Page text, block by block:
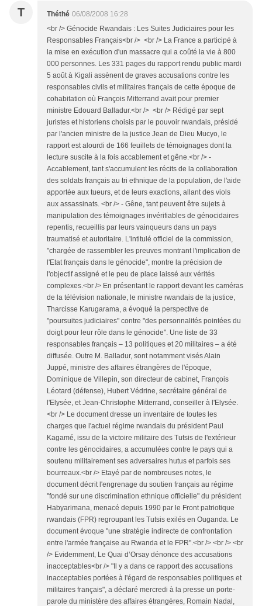
T Théthé 06/08/2008 16:28
<br /> Génocide Rwandais : Les Suites Judiciaires pour les
Responsables Français<br /> <br /> La France a participé à
la mise en exécution d'un massacre qui a coûté la vie à 800
000 personnes. Les 331 pages du rapport rendu public mardi
5 août à Kigali assènent de graves accusations contre les
responsables civils et militaires français de cette époque de
cohabitation où François Mitterrand avait pour premier
ministre Edouard Balladur.<br /> <br /> Rédigé par sept
juristes et historiens choisis par le pouvoir rwandais, présidé
par l'ancien ministre de la justice Jean de Dieu Mucyo, le
rapport est alourdi de 166 feuillets de témoignages dont la
lecture suscite à la fois accablement et gêne.<br /> -
Accablement, tant s'accumulent les récits de la collaboration
des soldats français au tri ethnique de la population, de l'aide
apportée aux tueurs, et de leurs exactions, allant des viols
aux assassinats. <br /> - Gêne, tant peuvent être sujets à
manipulation des témoignages invérifiables de génocidaires
repentis, recueillis par leurs vainqueurs dans un pays
traumatisé et autoritaire. L'intitulé officiel de la commission,
"chargée de rassembler les preuves montrant l'implication de
l'Etat français dans le génocide", montre la précision de
l'objectif assigné et le peu de place laissé aux vérités
complexes.<br /> En présentant le rapport devant les caméras
de la télévision nationale, le ministre rwandais de la justice,
Tharcisse Karugarama, a évoqué la perspective de
"poursuites judiciaires" contre "des personnalités pointées du
doigt pour leur rôle dans le génocide". Une liste de 33
responsables français – 13 politiques et 20 militaires – a été
diffusée. Outre M. Balladur, sont notamment visés Alain
Juppé, ministre des affaires étrangères de l'époque,
Dominique de Villepin, son directeur de cabinet, François
Léotard (défense), Hubert Védrine, secrétaire général de
l'Elysée, et Jean-Christophe Mitterrand, conseiller à l'Elysée.
<br /> Le document dresse un inventaire de toutes les
charges que l'actuel régime rwandais du président Paul
Kagamé, issu de la victoire militaire des Tutsis de l'extérieur
contre les génocidaires, a accumulées contre le pays qui a
soutenu militairement ses adversaires hutus et parfois ses
bourreaux.<br /> Etayé par de nombreuses notes, le
document décrit l'engrenage du soutien français au régime
"fondé sur une discrimination ethnique officielle" du président
Habyarimana, menacé depuis 1990 par le Front patriotique
rwandais (FPR) regroupant les Tutsis exilés en Ouganda. Le
document évoque "une stratégie indirecte de confrontation
entre l'armée française au Rwanda et le FPR".<br /> <br /> <br
/> Evidemment, Le Quai d’Orsay dénonce des accusations
inacceptables<br /> "Il y a dans ce rapport des accusations
inacceptables portées à l'égard de responsables politiques et
militaires français", a déclaré mercredi à la presse un porte-
parole du ministère des affaires étrangères, Romain Nadal,